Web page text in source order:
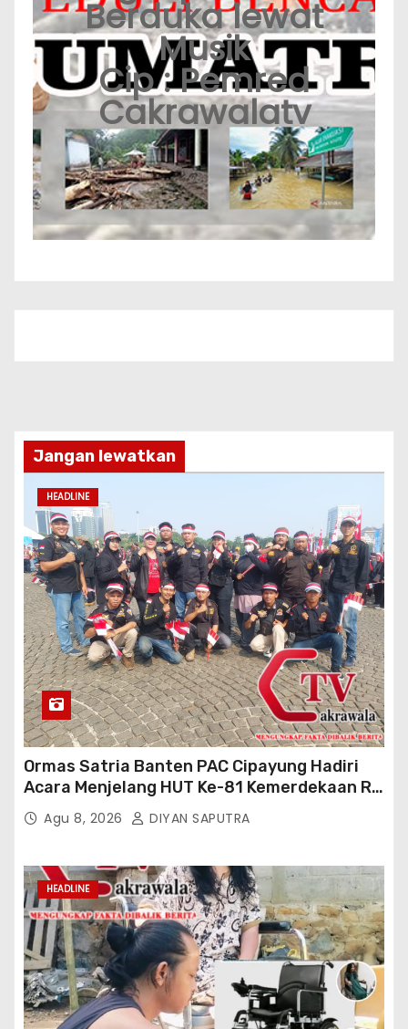
Berduka lewat
Musik
Cip : Pemred
Cakrawalatv
Jangan lewatkan
HEADLINE
Ormas Satria Banten PAC Cipayung Hadiri
Acara Menjelang HUT Ke-81 Kemerdekaan RI
Di Silang Monas
Agu 8, 2026 DIYAN SAPUTRA
HEADLINE